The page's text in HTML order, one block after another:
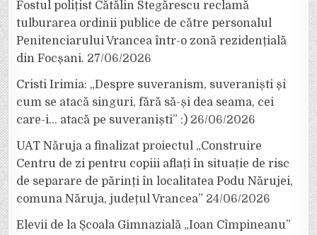
Fostul polițist Cătălin Stegărescu reclamă
tulburarea ordinii publice de către personalul
Penitenciarului Vrancea într-o zonă rezidențială
din Focșani. 27/06/2026
Cristi Irimia: „Despre suveranism, suveraniști și
cum se atacă singuri, fără să-și dea seama, cei
care-i… atacă pe suveraniști” :) 26/06/2026
UAT Năruja a finalizat proiectul „Construire
Centru de zi pentru copiii aflați în situație de risc
de separare de părinți în localitatea Podu Nărujei,
comuna Năruja, județul Vrancea” 24/06/2026
Elevii de la Școala Gimnazială „Ioan Cîmpineanu”